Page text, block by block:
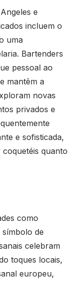
e
incluem o
uma
Bartenders
pessoal ao
mantêm a
novas
privados e
e sofisticada,
quanto
como
de
celebram
toques locais,
europeu,